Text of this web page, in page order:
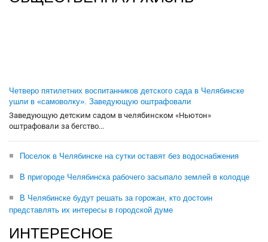
Четверо пятилетних воспитанников детского сада в Челябинске
ушли в «самоволку». Заведующую оштрафовали
Заведующую детским садом в челябинском «Ньютон»
оштрафовали за бегство...
Поселок в Челябинске на сутки оставят без водоснабжения
В пригороде Челябинска рабочего засыпало землей в колодце
В Челябинске будут решать за горожан, кто достоин
представлять их интересы в городской думе
ИНТЕРЕСНОЕ